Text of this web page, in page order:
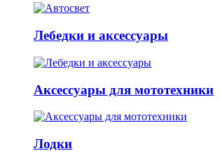
Лебедки и аксессуары
Аксессуары для мототехники
Лодки